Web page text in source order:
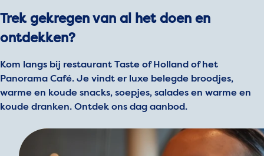
Trek gekregen van al het doen en
ontdekken?
Kom langs bij restaurant Taste of Holland of het
Panorama Café. Je vindt er luxe belegde broodjes,
warme en koude snacks, soepjes, salades en warme en
koude dranken. Ontdek ons dag aanbod.